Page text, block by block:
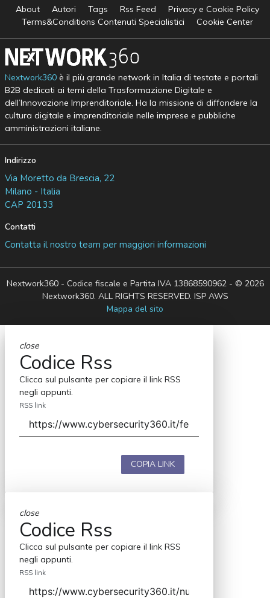
About Autori Tags Rss Feed
Privacy e Cookie Policy
Terms&Conditions Contenuti Specialistici
Cookie Center
Nextwork360è il più grande network in Italia di testate e portali
B2B dedicati ai temi della Trasformazione Digitale e
dell’Innovazione Imprenditoriale. Ha la missione di diffondere la
cultura digitale e imprenditoriale nelle imprese e pubbliche
amministrazioni italiane.
Indirizzo
Via Moretto da Brescia, 22
Milano - Italia
CAP 20133
Contatti
Contatta il nostro team per maggiori informazioni
Nextwork360 - Codice fiscale e Partita IVA 13868590962 - © 2026
Nextwork360. ALL RIGHTS RESERVED. ISP AWS
Mappa del sito
close
Codice Rss
Clicca sul pulsante per copiare il link RSS
negli appunti.
RSS link
COPIA LINK
close
Codice Rss
Clicca sul pulsante per copiare il link RSS
negli appunti.
RSS link